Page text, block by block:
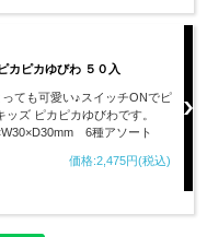
カピカゆびわ ５０入
ても可愛い♪スイッチONでピ
ズ ピカピカゆびわです。
6種アソート
価格:2,475円(税込)